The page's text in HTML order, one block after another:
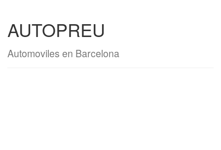
AUTOPREU
Automoviles en Barcelona